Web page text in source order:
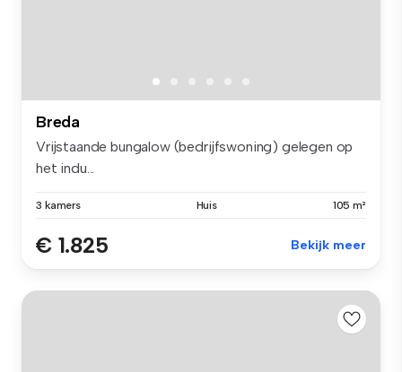
Breda
Vrijstaande bungalow (bedrijfswoning) gelegen op
het indu...
3 kamers Huis 105 m²
€ 1.825 Bekijk meer